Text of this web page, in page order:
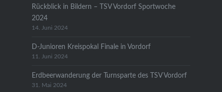
Rückblick in Bildern – TSV Vordorf Sportwoche
2024
14. Juni 2024
D-Junioren Kreispokal Finale in Vordorf
11. Juni 2024
Erdbeerwanderung der Turnsparte des TSV Vordorf
31. Mai 2024